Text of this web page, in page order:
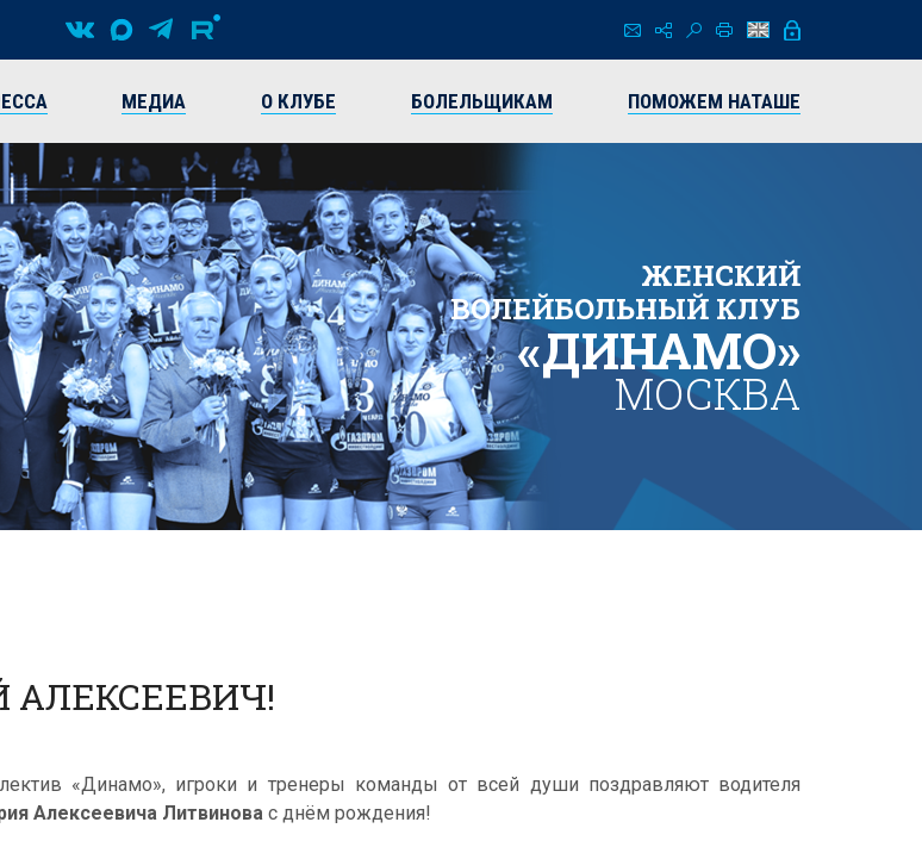
МЕДИА О КЛУБЕ БОЛЕЛЬЩИКАМ ПОМОЖЕМ НАТАШЕ
ЖЕНСКИЙ
ВОЛЕЙБОЛЬНЫЙ КЛУБ
«ДИНАМО»
МОСКВА
«Динамо», игроки и тренеры команды от всей души поздравляют водителя
Алексеевича Литвинова с днём рождения!